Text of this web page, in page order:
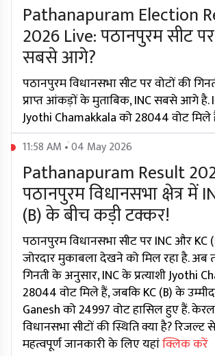
Pathanapuram Election
2026 Live: पठानपुरम सीट
सबसे आगे?
पठानपुरम विधानसभा सीट पर वोटों की
प्राप्त आंकड़ों के मुताबिक, INC सबसे आगे है.
Jyothi Chamakkala को 28044 वोट मिले
11:58 AM • 04 May 2026
Pathanapuram Result
पठानपुरम विधानसभा क्षेत्र में
(B) के बीच कड़ी टक्कर!
पठानपुरम विधानसभा सीट पर INC और KC
जोरदार मुकाबला देखने को मिल रहा है. अब
गिनती के अनुसार, INC के प्रत्याशी Jyothi
28044 वोट मिले हैं, जबकि KC (B) के
Ganesh को 24997 वोट हासिल हुए हैं.
विधानसभा सीटों की स्थिति क्या है? रिजल्ट
महत्वपूर्ण जानकारी के लिए यहांक्लिक करें